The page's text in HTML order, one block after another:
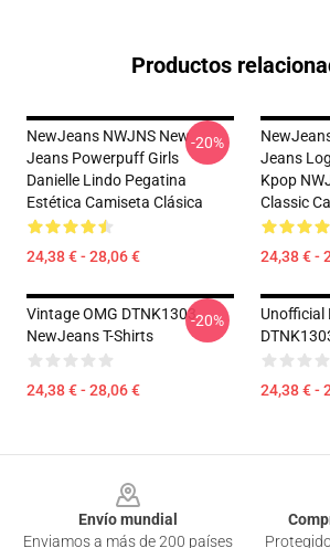
Productos
NewJeans NWJNS New
Jeans Powerpuff Girls
Danielle Lindo Pegatina
Estética Camiseta Clásica
24,38 € - 28,06 €
-20%
Jeans
Kpop
Classic
24,38 € -
Vintage OMG DTNK1303
NewJeans T-Shirts
24,38 € - 28,06 €
-20%
Unofficial
24,38 € -
Envío mundial
Enviamos a más de 200 países